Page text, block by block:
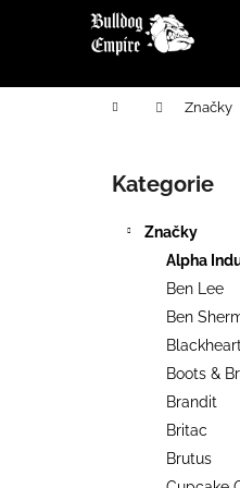
Domů Značky
Přeskočit
kategorie
Kategorie
Značky
Alpha
Ben Lee
Ben
Blackheart
Boots &
Brandit
Britac
Brutus
í
Zpět
do
Zpět
do